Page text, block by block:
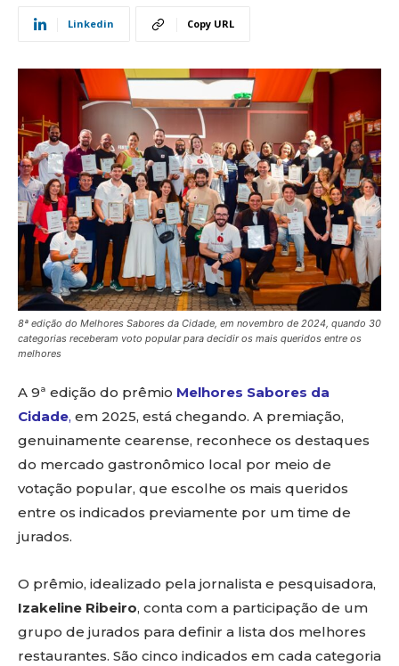
Linkedin Copy URL
8ª edição do Melhores Sabores da Cidade, em novembro de 2024, quando 30
categorias receberam voto popular para decidir os mais queridos entre os
melhores
A 9ª edição do prêmio Melhores Sabores da
Cidade, em 2025, está chegando. A premiação,
genuinamente cearense, reconhece os destaques
do mercado gastronômico local por meio de
votação popular, que escolhe os mais queridos
entre os indicados previamente por um time de
jurados.
O prêmio, idealizado pela jornalista e pesquisadora,
Izakeline Ribeiro, conta com a participação de um
grupo de jurados para definir a lista dos melhores
restaurantes. São cinco indicados em cada categoria